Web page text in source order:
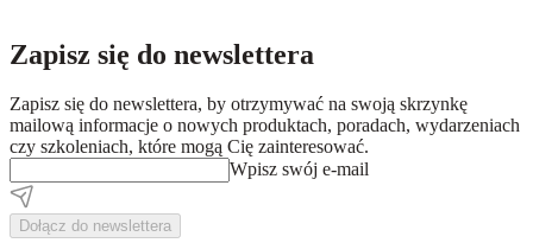
Zapisz się do newslettera
Zapisz się do newslettera, by otrzymywać na swoją skrzynkę
mailową informacje o nowych produktach, poradach, wydarzeniach
czy szkoleniach, które mogą Cię zainteresować.
Wpisz swój e-mail
Dołącz do newslettera